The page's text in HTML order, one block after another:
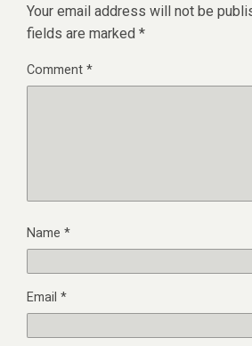
Your email address will not be
fields are marked *
Comment*
Name *
Email *